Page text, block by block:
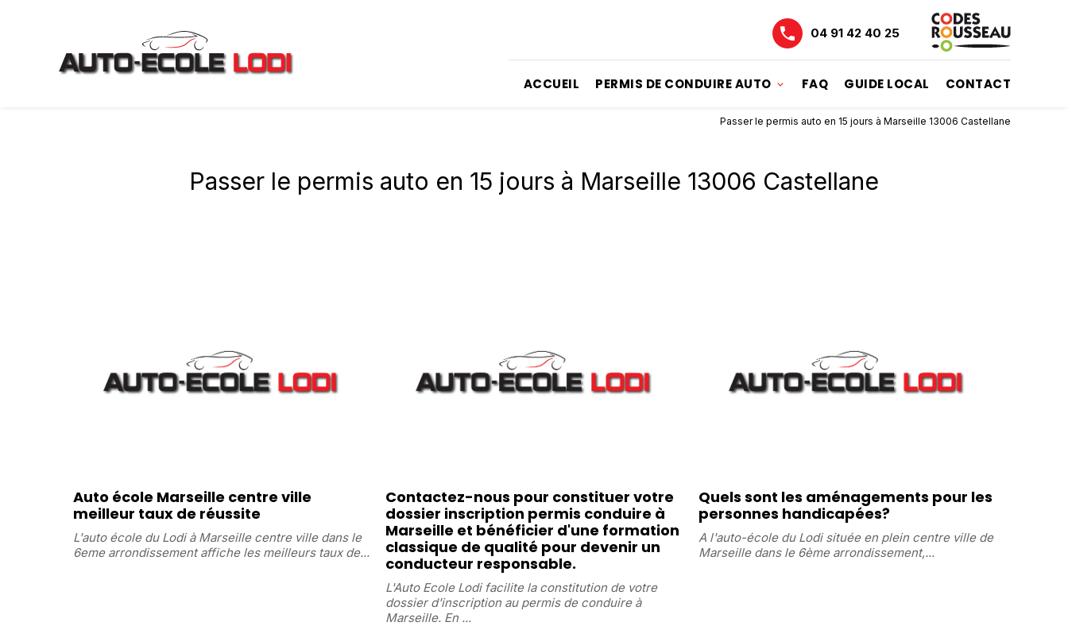
04 91 42 40 25
ACCUEIL PERMIS DE CONDUIRE AUTO FAQ GUIDE LOCAL CONTACT
Passer le permis auto en 15 jours à Marseille 13006 Castellane
Passer le permis auto en 15 jours à Marseille 13006 Castellane
Auto école Marseille centre ville
meilleur taux de réussite
L'auto école du Lodi à Marseille centre ville dans le
6eme arrondissement affiche les meilleurs taux de...
Contactez-nous pour constituer votre
dossier inscription permis conduire à
Marseille et bénéficier d'une formation
classique de qualité pour devenir un
conducteur responsable.
L'Auto Ecole Lodi facilite la constitution de votre
dossier d'inscription au permis de conduire à
Marseille. En ...
Quels sont les aménagements pour les
personnes handicapées?
A l'auto-école du Lodi située en plein centre ville de
Marseille dans le 6ème arrondissement,...